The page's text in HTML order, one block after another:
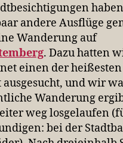
andere Ausflüge
Wanderung auf
. Dazu hatten
einen der heißesten
und wir
Wanderung
weg losgelaufen
bei der